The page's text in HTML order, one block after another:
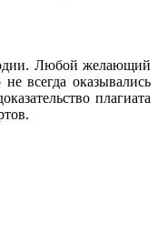
Любой желающий
всегда оказывались
плагиата